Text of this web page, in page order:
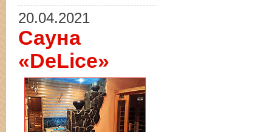
20.04.2021
Сауна
«DeLice»